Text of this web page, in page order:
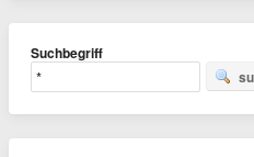
Suchbegriff